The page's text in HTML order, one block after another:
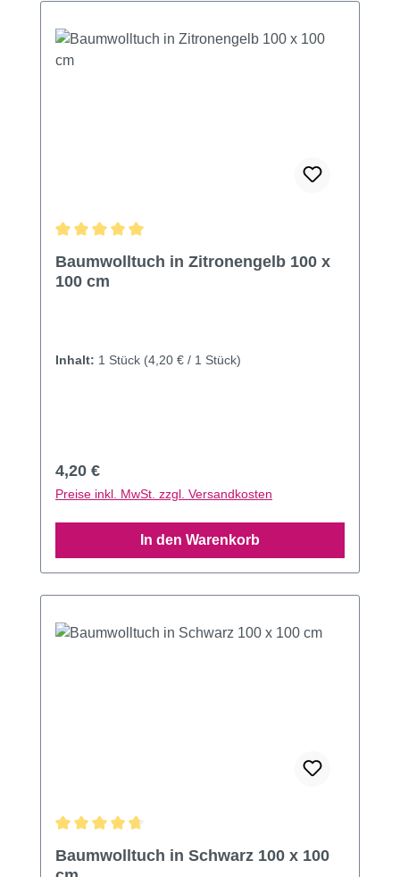
Baumwolltuch in Zitronengelb 100 x
100 cm
Inhalt: 1 Stück (4,20 € / 1 Stück)
Regulärer Preis:
4,20 €
Preise inkl. MwSt. zzgl. Versandkosten
In den Warenkorb
Baumwolltuch in Schwarz 100 x 100